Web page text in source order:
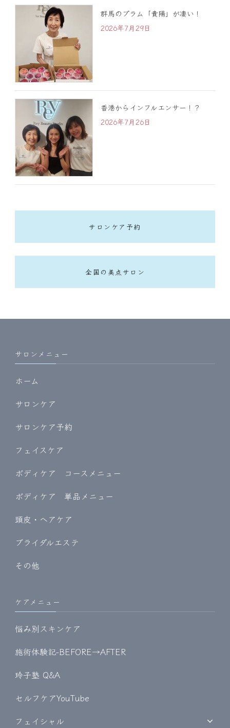
群馬のプラム「貴陽」が凄い！
2026年7月29日
香港からインフルエンサー！？
2026年7月26日
サロンケア予約
全国の美点サロン
サロンメニュー
ホーム
サロンケア
サロンケア予約
フェイスケア
ボディケア コースメニュー
ボディケア 単品メニュー
頭皮・ヘアケア
ブライダルエステ
その他
ケアメニュー
悩み別スキンケア
施術体験記-BEFORE→AFTER
玲子塾 Q&A
セルフケアYouTube
フェイシャル